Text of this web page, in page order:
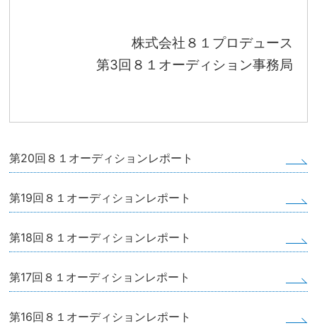
株式会社８１プロデュース
第3回８１オーディション事務局
第20回８１オーディションレポート
第19回８１オーディションレポート
第18回８１オーディションレポート
第17回８１オーディションレポート
第16回８１オーディションレポート